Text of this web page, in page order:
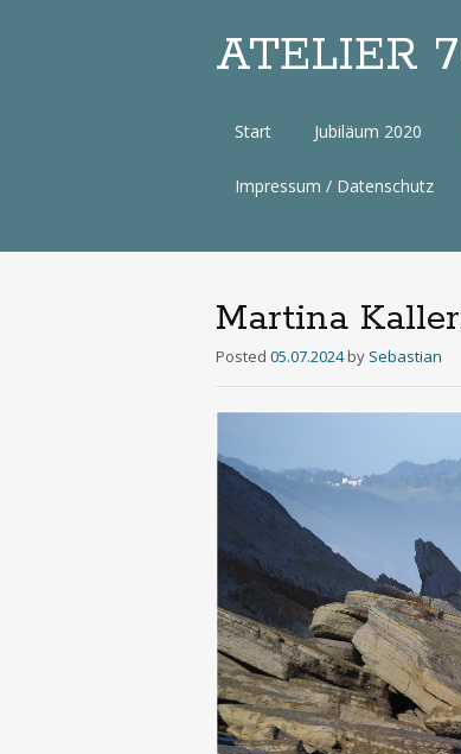
ATELIER
Zum
Start Jubiläum 2020
Impressum / Datenschutz
Martina
Posted 05.07.2024 by Sebastian